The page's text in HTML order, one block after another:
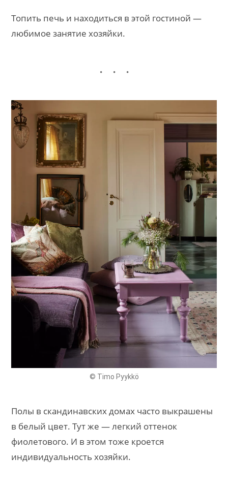
Топить печь и находиться в этой гостиной —
любимое занятие хозяйки.
© Timo Pyykkö
Полы в скандинавских домах часто выкрашены
в белый цвет. Тут же — легкий оттенок
фиолетового. И в этом тоже кроется
индивидуальность хозяйки.